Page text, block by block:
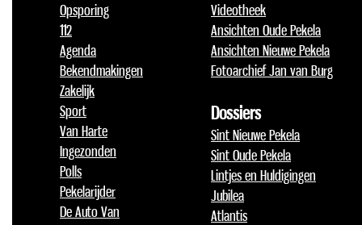
Opsporing
112
Agenda
Bekendmakingen
Zakelijk
Sport
Van Harte
Ingezonden
Polls
Pekelarijder
De Auto Van
Videotheek
Ansichten Oude Pekela
Ansichten Nieuwe Pekela
Fotoarchief Jan van Burg
Dossiers
Sint Nieuwe Pekela
Sint Oude Pekela
Lintjes en Huldigingen
Jubilea
Atlantis